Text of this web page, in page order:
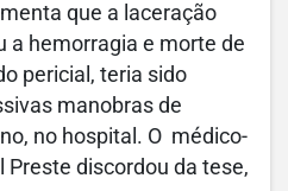
que a laceração
a hemorragia e morte de
pericial, teria sido
manobras de
no hospital. O médico-
Preste discordou da tese,